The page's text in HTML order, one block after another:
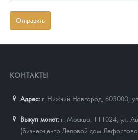
КОНТАКТЫ
Адрес: г. Нижний Новгород, 603000
Выкуп монет: г. Москва, 111024, ул.
(бизнес-центр Деловой дом